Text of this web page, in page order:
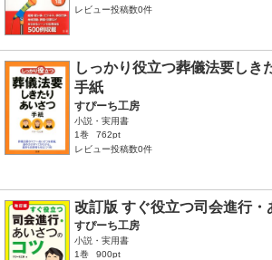
レビュー投稿数0件
しっかり役立つ葬儀法要しき
手紙
すぴーち工房
小説・実用書
1巻
762pt
レビュー投稿数0件
改訂版 すぐ役立つ司会進行・
すぴーち工房
小説・実用書
1巻
900pt